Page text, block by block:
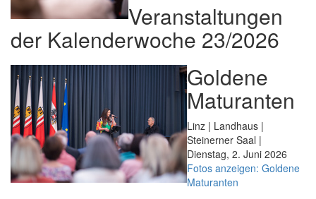
Veranstaltungen
der Kalenderwoche 23/2026
Goldene
Maturanten
Linz | Landhaus |
Steinerner Saal |
Dienstag, 2. Juni 2026
Fotos anzeigen: Goldene
Maturanten